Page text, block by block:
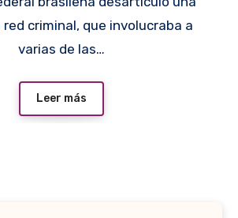
criminal, que involucraba a
varias de las…
Leer más